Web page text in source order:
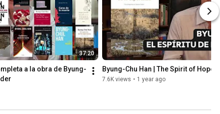
37:20
a la obra de Byung-
Byung-Chu Han | The Spirit of Hope
7.6K views • 1 year ago